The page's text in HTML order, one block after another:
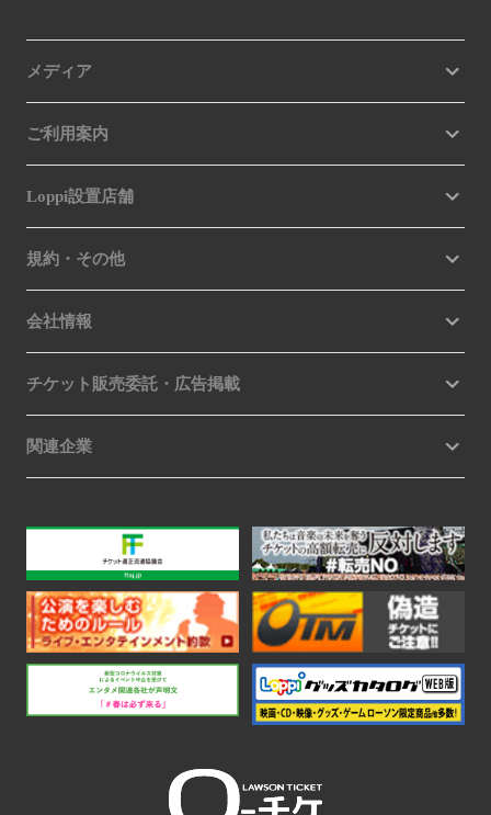
メディア
ご利用案内
Loppi設置店舗
規約・その他
会社情報
チケット販売委託・広告掲載
関連企業